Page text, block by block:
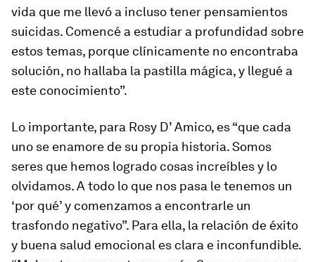
vida que me llevó a incluso tener pensamientos
suicidas. Comencé a estudiar a profundidad sobre
estos temas, porque clínicamente no encontraba
solución, no hallaba la pastilla mágica, y llegué a
este conocimiento”.
Lo importante, para Rosy D’ Amico, es “que cada
uno se enamore de su propia historia. Somos
seres que hemos logrado cosas increíbles y lo
olvidamos. A todo lo que nos pasa le tenemos un
‘por qué’ y comenzamos a encontrarle un
trasfondo negativo”. Para ella, la relación de éxito
y buena salud emocional es clara e inconfundible.